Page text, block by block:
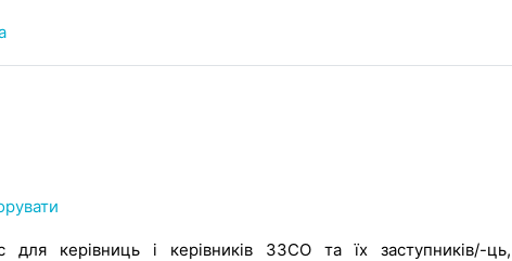
для керівниць і керівників ЗЗСО та їх заступників/-ць,